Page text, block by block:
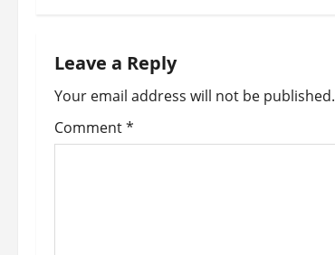
n
a
v
Leave a Reply
Your email address will not be published.
Comment*